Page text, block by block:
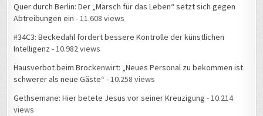
Quer durch Berlin: Der „Marsch für das Leben“ setzt sich gegen
Abtreibungen ein - 11.608 views
#34C3: Beckedahl fordert bessere Kontrolle der künstlichen
Intelligenz - 10.982 views
Hausverbot beim Brockenwirt: „Neues Personal zu bekommen ist
schwerer als neue Gäste“ - 10.258 views
Gethsemane: Hier betete Jesus vor seiner Kreuzigung - 10.214
views